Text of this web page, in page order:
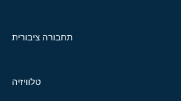
תחבורה ציבורית
טלוויזיה